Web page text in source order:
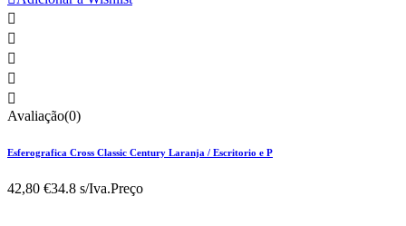





Avaliação(0)
Esferografica Cross Classic Century Laranja / Escritorio e P
42,80 €34.8 s/Iva.Preço